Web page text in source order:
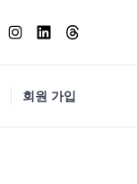
회원 가입